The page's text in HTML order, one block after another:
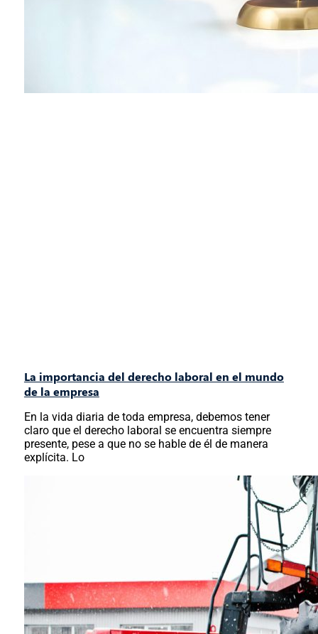
La importancia del derecho laboral en el mundo
de la empresa
En la vida diaria de toda empresa, debemos tener
claro que el derecho laboral se encuentra siempre
presente, pese a que no se hable de él de manera
explícita. Lo